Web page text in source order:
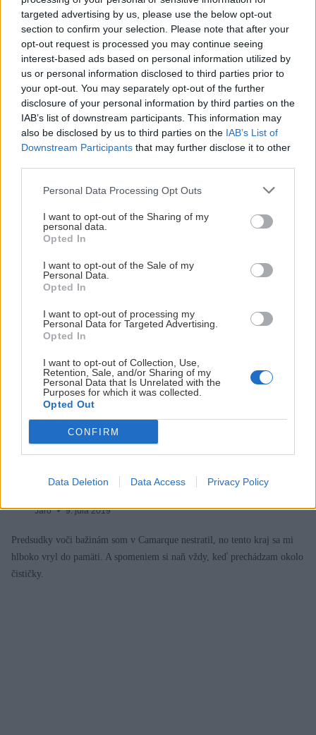
targeted advertising by us, please use the below opt-out
section to confirm your selection. Please note that after your
opt-out request is processed you may continue seeing
interest-based ads based on personal information utilized by
us or personal information disclosed to third parties prior to
your opt-out. You may separately opt-out of the further
disclosure of your personal information by third parties on the
IAB’s list of downstream participants. This information may
also be disclosed by us to third parties on the IAB’s List of
Downstream Participants that may further disclose it to other
Personal Data Processing Opt Outs
I want to opt-out of the Sharing of my
personal data.
Opted In
I want to opt-out of the Sale of my
Personal Data.
Opted In
I want to opt-out of processing my
Personal Data for Targeted Advertising.
Opted In
I want to opt-out of Collection, Use,
Retention, Sale, and/or Sharing of my
Personal Data that Is Unrelated with the
Purposes for which it was collected.
Opted Out
CONFIRM
Data Deletion Data Access Privacy Policy
Osem z tisíc dôvodov na výlet do
Provensálska
Jaro 13. augusta 2019
presúvali krížom cez Provensálsko a strávili tam dohromady asi desať
jednoducho nedajú ignorovať, aj zaujímavosti mimo záberu bedekrov.
Camargue – kraj, na ktorý sa spomína nosom
Jaro 9. júla 2019
Predsudky voči bažinám som v Camarque nestratil, no tento kraj sa mi
hlboko vryl do pamäti. A spomeniem si naň vždy, keď prechádzam okolo
čističky.